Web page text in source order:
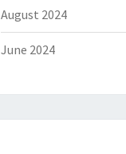
August 2024
June 2024